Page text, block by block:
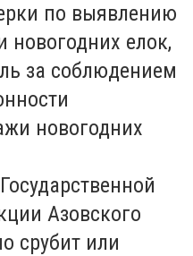
по выявлению
новогодних елок,
за соблюдением
новогодних
Азовского
срубит или